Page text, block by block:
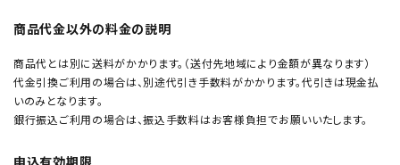
商品代金以外の料金の説明
商品代とは別に送料がかかります。（送付先地域により金額が異なります）
代金引換ご利用の場合は、別途代引き手数料がかかります。代引きは現金払
いのみとなります。
銀行振込ご利用の場合は、振込手数料はお客様負担でお願いいたします。
申込有効期限